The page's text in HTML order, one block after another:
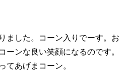
ました。コーン入りでーす。お
ーンな良い笑顔になるのです。
てあげまコーン。